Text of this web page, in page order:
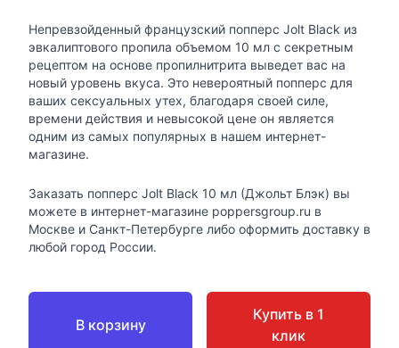
Непревзойденный французский попперс Jolt Black из
эвкалиптового пропила объемом 10 мл с секретным
рецептом на основе пропилнитрита выведет вас на
новый уровень вкуса. Это невероятный попперс для
ваших сексуальных утех, благодаря своей силе,
времени действия и невысокой цене он является
одним из самых популярных в нашем интернет-
магазине.
Заказать попперс Jolt Black 10 мл (Джольт Блэк) вы
можете в интернет-магазине poppersgroup.ru в
Москве и Санкт-Петербурге либо оформить доставку в
любой город России.
В корзину
Купить в 1
клик